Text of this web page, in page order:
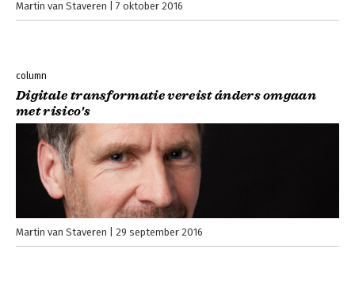
Martin van Staveren 7 oktober 2016
column
Digitale transformatie vereist ánders omgaan
met risico's
Martin van Staveren 29 september 2016